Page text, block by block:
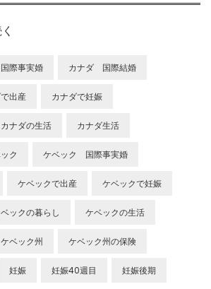
際事実婚 カナダ 国際結婚
出産 カナダで妊娠
カナダの生活 カナダ生活
ク ケベック 国際事実婚
ケベックで出産 ケベックで妊娠
ックの暮らし ケベックの生活
ケベック州 ケベック州の保険
妊娠 妊娠40週目 妊娠後期